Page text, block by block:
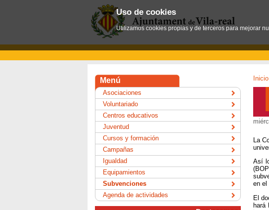
Inicio
La
Así
en el
El
hará
Menú
Asociaciones
Voluntariado
Centros educativos
Juventud
Cursos y formación
Campañas
Igualdad
Equipamientos
Subvenciones
Agenda de actividades
Uso de cookies
Utilizamos cookies propias y de terceros para mejorar